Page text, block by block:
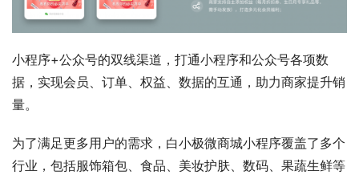
小程序+公众号的双线渠道，打通小程序和公众号各项数
据，实现会员、订单、权益、数据的互通，助力商家提升销
量。
为了满足更多用户的需求，白小极微商城小程序覆盖了多个
行业，包括服饰箱包、食品、美妆护肤、数码、果蔬生鲜等